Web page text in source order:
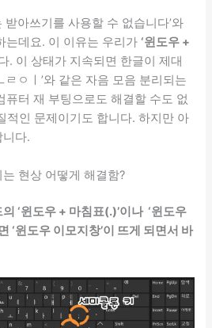
받아쓰기를 사용할 수 없습니다’와
는데요. 이 이유는 우리가 ‘윈도우 +
. 이 상태가 지속되면 한글이 제대
ㄹㅇㅣ’와 같은 자음 모음 분리되는
퓨터 재 부팅으로도 해결할 수도 없
적인 문제이기도 합니다. 하지만 아
다.
현상 어떻게 해결함?
‘윈도우 + 마침표(.)’이나 ‘윈도우
‘윈도우 이모지창’이 뜨게 되면서 바